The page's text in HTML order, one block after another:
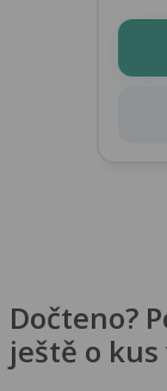
Dočteno?
ještě o kus